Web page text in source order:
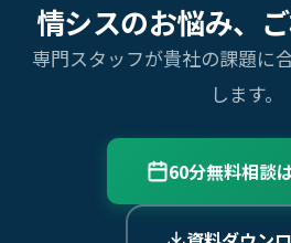
情シスのお悩み、
専門スタッフが貴社の課題に
します。
60分無料相談